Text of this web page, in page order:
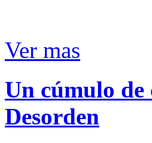
Ver mas
Un cúmulo de
Desorden